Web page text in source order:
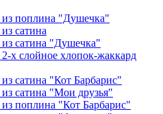
из поплина "Душечка"
сатина
из сатина "Душечка"
2-х слойное хлопок-жаккард
сатина "Кот Барбарис"
из сатина "Мои друзья"
из поплина "Кот Барбарис"